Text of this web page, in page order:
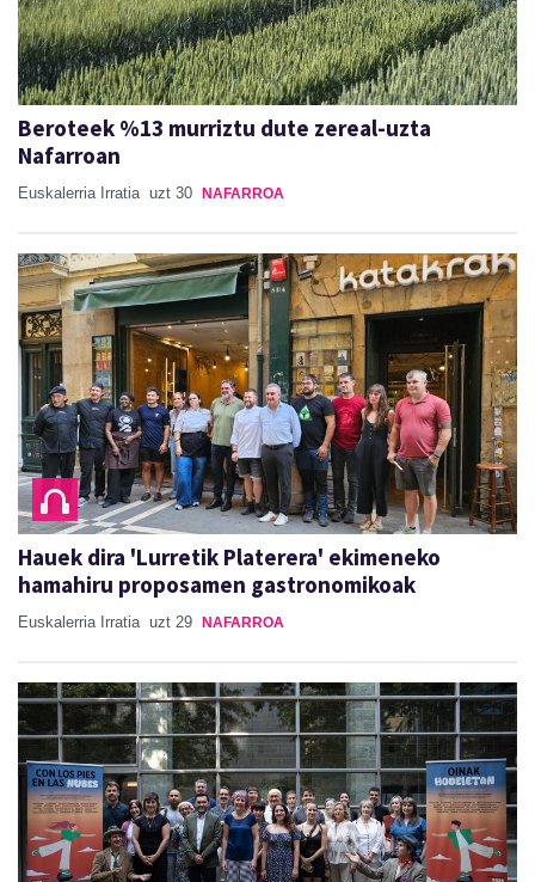
Beroteek %13 murriztu dute zereal-uzta
Nafarroan
Euskalerria Irratia uzt 30 NAFARROA
Hauek dira 'Lurretik Platerera' ekimeneko
hamahiru proposamen gastronomikoak
Euskalerria Irratia uzt 29 NAFARROA